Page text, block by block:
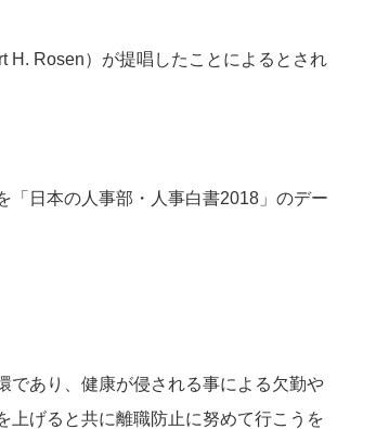
H. Rosen）が提唱したことによるとされ
「日本の人事部・人事白書2018」のデー
であり、健康が侵される事による欠勤や
上げると共に離職防止に努めて行こうを